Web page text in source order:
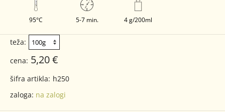
95°C 5-7 min. 4 g/200ml
teža:
cena: 5,20 €
šifra artikla: h250
zaloga: na zalogi